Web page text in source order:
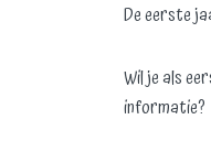
De eerste
Wil je als
informatie?